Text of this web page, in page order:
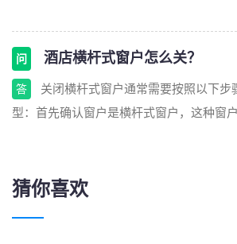
问 酒店横杆式窗户怎么关？
答
关闭横杆式窗户通常需要按照以下步
型：首先确认窗户是横杆式窗户，这种窗
猜你喜欢